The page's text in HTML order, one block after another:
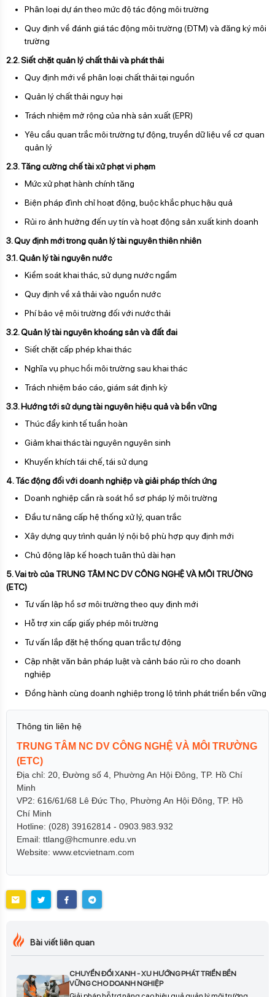
Phân loại dự án theo mức độ tác động môi trường
Quy định về đánh giá tác động môi trường (ĐTM) và đăng ký môi
trường
2.2. Siết chặt quản lý chất thải và phát thải
Quy định mới về phân loại chất thải tại nguồn
Quản lý chất thải nguy hại
Trách nhiệm mở rộng của nhà sản xuất (EPR)
Yêu cầu quan trắc môi trường tự động, truyền dữ liệu về cơ quan
quản lý
2.3. Tăng cường chế tài xử phạt vi phạm
Mức xử phạt hành chính tăng
Biện pháp đình chỉ hoạt động, buộc khắc phục hậu quả
Rủi ro ảnh hưởng đến uy tín và hoạt động sản xuất kinh doanh
3. Quy định mới trong quản lý tài nguyên thiên nhiên
3.1. Quản lý tài nguyên nước
Kiểm soát khai thác, sử dụng nước ngầm
Quy định về xả thải vào nguồn nước
Phí bảo vệ môi trường đối với nước thải
3.2. Quản lý tài nguyên khoáng sản và đất đai
Siết chặt cấp phép khai thác
Nghĩa vụ phục hồi môi trường sau khai thác
Trách nhiệm báo cáo, giám sát định kỳ
3.3. Hướng tới sử dụng tài nguyên hiệu quả và bền vững
Thúc đẩy kinh tế tuần hoàn
Giảm khai thác tài nguyên nguyên sinh
Khuyến khích tái chế, tái sử dụng
4. Tác động đối với doanh nghiệp và giải pháp thích ứng
Doanh nghiệp cần rà soát hồ sơ pháp lý môi trường
Đầu tư nâng cấp hệ thống xử lý, quan trắc
Xây dựng quy trình quản lý nội bộ phù hợp quy định mới
Chủ động lập kế hoạch tuân thủ dài hạn
5. Vai trò của TRUNG TÂM NC DV CÔNG NGHỆ VÀ MÔI TRƯỜNG
(ETC)
Tư vấn lập hồ sơ môi trường theo quy định mới
Hỗ trợ xin cấp giấy phép môi trường
Tư vấn lắp đặt hệ thống quan trắc tự động
Cập nhật văn bản pháp luật và cảnh báo rủi ro cho doanh
nghiệp
Đồng hành cùng doanh nghiệp trong lộ trình phát triển bền vững
Thông tin liên hệ
TRUNG TÂM NC DV CÔNG NGHỆ VÀ MÔI TRƯỜNG
(ETC)
Địa chỉ: 20, Đường số 4, Phường An Hội Đông, TP. Hồ Chí
Minh
VP2: 616/61/68 Lê Đức Thọ, Phường An Hội Đông, TP. Hồ
Chí Minh
Hotline: (028) 39162814 - 0903.983.932
Email: ttlang@hcmunre.edu.vn
Website: www.etcvietnam.com
Bài viết liên quan
CHUYỂN ĐỔI XANH - XU HƯỚNG PHÁT TRIỂN BỀN
VỮNG CHO DOANH NGHIỆP